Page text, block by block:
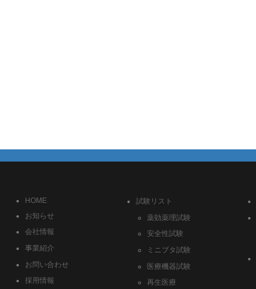
HOME
お知らせ
会社情報
事業紹介
お問い合わせ
採用情報
試験リスト
薬効薬理試験
安全性試験
ミニブタ試験
医療機器試験
再生医療